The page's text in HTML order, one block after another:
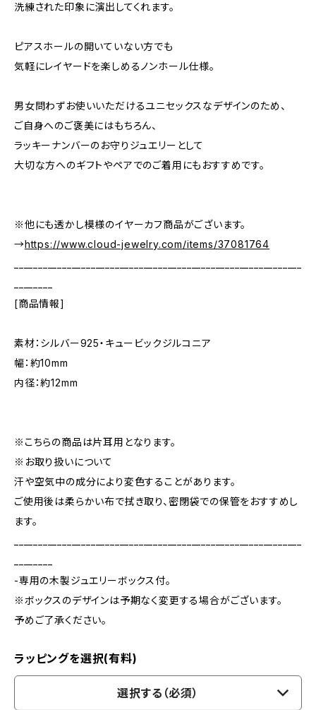
洗練された印象に演出してくれます。
ピアスホールの開いていない方でも
気軽にレイヤードを楽しめるノンホール仕様。
男女問わずお使いいただけるユニセックスなデザインのため、
ご自身へのご褒美にはもちろん、
ラッキーナンバーのお守りジュエリーとして
大切な方へのギフトやペアでのご着用にもおすすめです。
※他にも透かし模様のイヤーカフ商品がございます。
→https://www.cloud-jewelry.com/items/37081764
[商品情報]
素材：シルバー925・キュービックジルコニア
幅：約10mm
内径：約12mm
※こちらの商品は片耳用となります。
※お取り扱いについて
汗や空気中の成分により変色することがあります。
ご使用後は柔らかい布で拭き取り、密閉袋での保管をおすすめし
ます。
-専用の木製ジュエリーボックス付。
※ボックスのデザインは予期なく変更する場合がございます。
予めご了承ください。
ラッピングを選択(有料)
選択する（必須）